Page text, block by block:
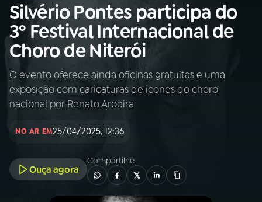
Buscar
na
Rádio
Nacional
Buscar
AO VIVO
INÍCIO
Silvério Pontes participa do
3º Festival Internacional de
Choro de Niterói
O evento oferece ainda oficinas gratuitas e uma
exposição com caricaturas de ícones do choro
nacional por Renato Aroeira
NO AR EM25/04/2025, 12:36
Ouça agora
Compartilhe